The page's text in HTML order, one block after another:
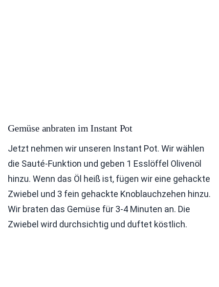
Gemüse anbraten im Instant Pot
Jetzt nehmen wir unseren Instant Pot. Wir wählen
die Sauté-Funktion und geben 1 Esslöffel Olivenöl
hinzu. Wenn das Öl heiß ist, fügen wir eine gehackte
Zwiebel und 3 fein gehackte Knoblauchzehen hinzu.
Wir braten das Gemüse für 3-4 Minuten an. Die
Zwiebel wird durchsichtig und duftet köstlich.